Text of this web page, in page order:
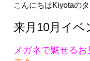
こんにちはKiyotaのタ
来月10月イベ
メガネで魅せるお